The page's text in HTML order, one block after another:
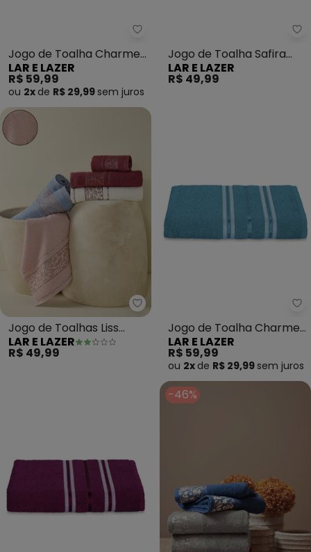
Lar e Lazer - Jogo de Toalha
Jogo de Toalha Charme
(Branca)2 Peças
LAR E LAZER
R$ 59,99
ou 2x de R$ 29,99 sem juros
Jogo de Toalha Safira
(Preta) 2 Peças
LAR E LAZER
R$ 49,99
Lar e Lazer - Jogo de Toalhas
Jogo de Toalhas Liss
(Rosa) 2 Peças
LAR E LAZER
R$ 49,99
Jogo de Toalha Charme
(Azul Caribe) 2 Peças
LAR E LAZER
R$ 59,99
ou 2x de R$ 29,99 sem juros
-46%